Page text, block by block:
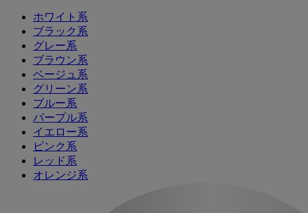
ホワイト系
ブラック系
グレー系
ブラウン系
ベージュ系
グリーン系
ブルー系
パープル系
イエロー系
ピンク系
レッド系
オレンジ系